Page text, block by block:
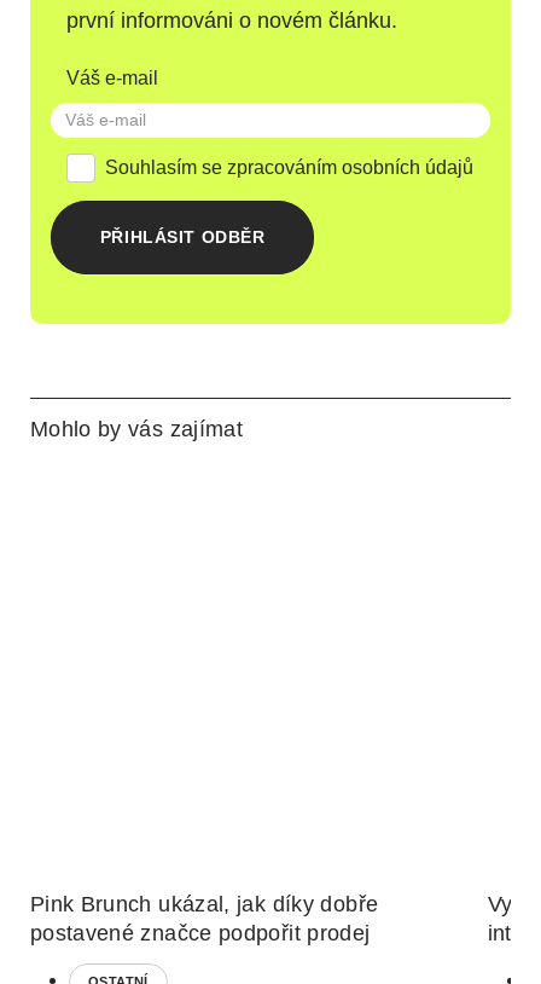
první informováni o novém článku.
Váš e-mail
Souhlasím se zpracováním osobních údajů
PŘIHLÁSIT ODBĚR
Mohlo by vás zajímat
Pink Brunch ukázal, jak díky dobře
postavené značce podpořit prodej